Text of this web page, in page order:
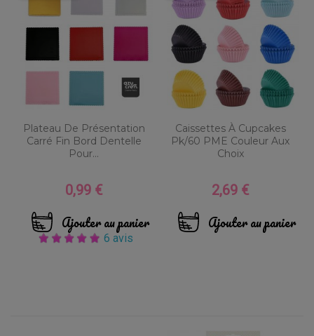
Plateau De Présentation
Carré Fin Bord Dentelle
Pour...
Prix
0,99 €
Ajouter au panier
6 avis
Caissettes À Cupcakes
Pk/60 PME Couleur Aux
Choix
Prix
2,69 €
Ajouter au panier